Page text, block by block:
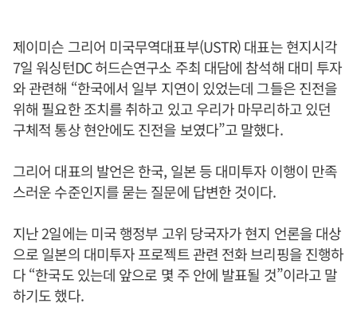
제이미슨 그리어 미국무역대표부(USTR) 대표는 현지시각
7일 워싱턴DC 허드슨연구소 주최 대담에 참석해 대미 투자
와 관련해 “한국에서 일부 지연이 있었는데 그들은 진전을
위해 필요한 조치를 취하고 있고 우리가 마무리하고 있던
구체적 통상 현안에도 진전을 보였다”고 말했다.
그리어 대표의 발언은 한국, 일본 등 대미투자 이행이 만족
스러운 수준인지를 묻는 질문에 답변한 것이다.
지난 2일에는 미국 행정부 고위 당국자가 현지 언론을 대상
으로 일본의 대미투자 프로젝트 관련 전화 브리핑을 진행하
다 “한국도 있는데 앞으로 몇 주 안에 발표될 것”이라고 말
하기도 했다.